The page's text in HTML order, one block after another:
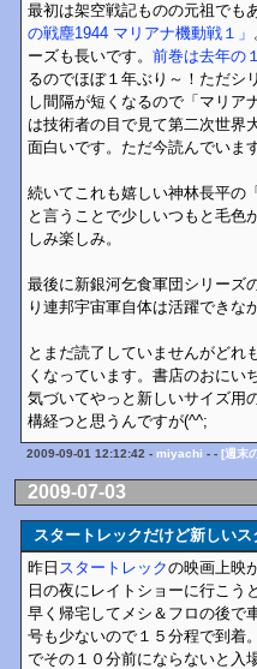
最初は架空戦記ものの元祖でも
の戦塵1944 マリアナ機動戦１」
ーズも長いです。 前巻は去年の
るのでほぼ１年ぶり～！ただシ
し間隔が短くなるので「マリア
は技術者の目で見て第二次世界
面白いです。ただ今読んでいます
続いてこれも嬉しい神林長平の
と言うことで少しいつもと毛色
しみ楽しみ。
最後に新銀河乞食軍団シリーズ
り連邦宇宙軍自体は活躍できな
とまだ読了していませんがどれ
くなっています。書店のおにい
気づいてやっと新しいサイズ用
構経つと思うんですが(^^;
2009-09-01 12:12:42 - miyachi - - [週末
2009-07-03
スタートレックだけど新し
昨日 スタートレックの映画上映
日の夜にレイトショーに行こう
早く帰宅してメシ＆フロの後で
号も少ないので１５分程で到着
でその１０分前にならないと入